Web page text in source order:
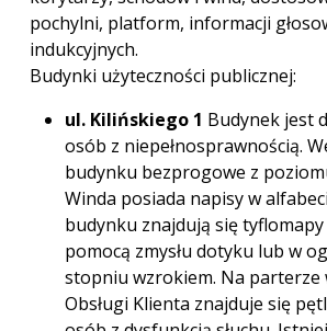
pochylni, platform, informacji
indukcyjnych.
Budynki użyteczności publicznej:
ul. Kilińskiego 1 Budynek jest
osób z niepełnosprawnością.
budynku bezprogowe z
Winda posiada napisy w
budynku znajdują się tyflomapy
pomocą zmysłu dotyku lub w
stopniu wzrokiem. Na parterze
Obsługi Klienta znajduje się